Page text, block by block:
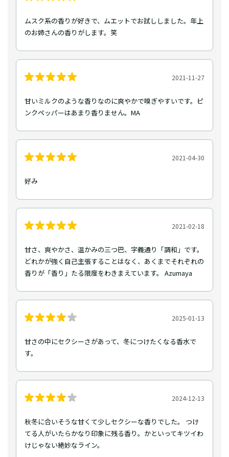
ムスク系の香りが好きで、ムエットでお試ししました。年上
のお姉さんの香りがします。笑
2021-11-27
甘いミルクのような香りなのに爽やかで嗅ぎやすいです。ピ
ンクペッパーはあまり香りません。MA
2021-04-30
好み
2021-02-18
甘さ、爽やかさ、温かみの三つ巴、字義通り「調和」です。
どれかが強く自己主張することはなく、あくまでそれぞれの
香りが「香り」たる限度をわきまえています。 Azumaya
2025-01-13
甘さの中にセクシーさがあって、冬につけたくなる香水で
す。
2024-12-13
秋冬に合いそうな甘くて少しセクシーな香りでした。 つけ
てる人がいたらかなり印象に残る香り。かといってキツイわ
けじゃない絶妙なライン。